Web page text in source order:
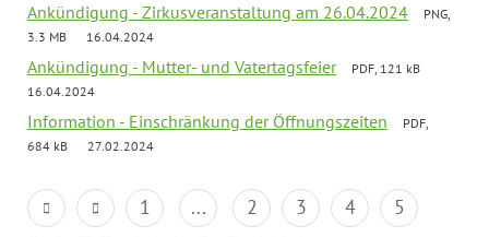
Ankündigung - Zirkusveranstaltung am 26.04.2024
PNG,
3.3 MB
16.04.2024
Ankündigung - Mutter- und Vatertagsfeier
PDF, 121 kB
16.04.2024
Information - Einschränkung der Öffnungszeiten
PDF,
684 kB
27.02.2024
1 ... 2 3 4
5